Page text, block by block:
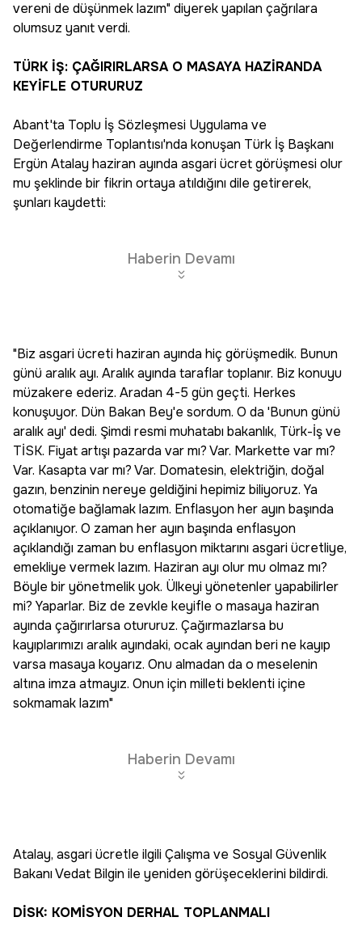
vereni de düşünmek lazım" diyerek yapılan çağrılara
olumsuz yanıt verdi.
TÜRK İŞ: ÇAĞIRIRLARSA O MASAYA HAZİRANDA
KEYİFLE OTURURUZ
Abant'ta Toplu İş Sözleşmesi Uygulama ve
Değerlendirme Toplantısı'nda konuşan Türk İş Başkanı
Ergün Atalay haziran ayında asgari ücret görüşmesi olur
mu şeklinde bir fikrin ortaya atıldığını dile getirerek,
şunları kaydetti:
Haberin Devamı
"Biz asgari ücreti haziran ayında hiç görüşmedik. Bunun
günü aralık ayı. Aralık ayında taraflar toplanır. Biz konuyu
müzakere ederiz. Aradan 4-5 gün geçti. Herkes
konuşuyor. Dün Bakan Bey'e sordum. O da 'Bunun günü
aralık ayı' dedi. Şimdi resmi muhatabı bakanlık, Türk-İş ve
TİSK. Fiyat artışı pazarda var mı? Var. Markette var mı?
Var. Kasapta var mı? Var. Domatesin, elektriğin, doğal
gazın, benzinin nereye geldiğini hepimiz biliyoruz. Ya
otomatiğe bağlamak lazım. Enflasyon her ayın başında
açıklanıyor. O zaman her ayın başında enflasyon
açıklandığı zaman bu enflasyon miktarını asgari ücretliye,
emekliye vermek lazım. Haziran ayı olur mu olmaz mı?
Böyle bir yönetmelik yok. Ülkeyi yönetenler yapabilirler
mi? Yaparlar. Biz de zevkle keyifle o masaya haziran
ayında çağırırlarsa otururuz. Çağırmazlarsa bu
kayıplarımızı aralık ayındaki, ocak ayından beri ne kayıp
varsa masaya koyarız. Onu almadan da o meselenin
altına imza atmayız. Onun için milleti beklenti içine
sokmamak lazım"
Haberin Devamı
Atalay, asgari ücretle ilgili Çalışma ve Sosyal Güvenlik
Bakanı Vedat Bilgin ile yeniden görüşeceklerini bildirdi.
DİSK: KOMİSYON DERHAL TOPLANMALI